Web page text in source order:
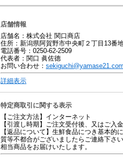
店舗情報
店舗名：株式会社 関口商店
住所：新潟県阿賀野市中央町２丁目13番
電話番号：0250-62-2509
代表者：関口 眞佐德
お問い合わせ： sekiguchi@yamase21.com
詳細表示
特定商取引に関する表示
【ご注文方法】インターネット
【引渡し時期】ご注文受付後、又はご入
【返品について】生鮮食品につき基本
質等不都合がございましたらご連絡下さ
相当商品をお届けいたします。